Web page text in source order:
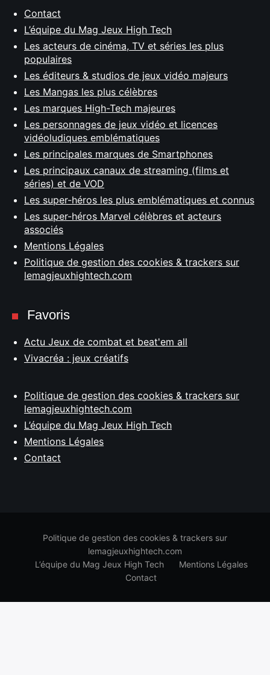
Contact
L’équipe du Mag Jeux High Tech
Les acteurs de cinéma, TV et séries les plus
populaires
Les éditeurs & studios de jeux vidéo majeurs
Les Mangas les plus célèbres
Les marques High-Tech majeures
Les personnages de jeux vidéo et licences
vidéoludiques emblématiques
Les principales marques de Smartphones
Les principaux canaux de streaming (films et
séries) et de VOD
Les super-héros les plus emblématiques et connus
Les super-héros Marvel célèbres et acteurs
associés
Mentions Légales
Politique de gestion des cookies & trackers sur
lemagjeuxhightech.com
Favoris
Actu Jeux de combat et beat'em all
Vivacréa : jeux créatifs
Politique de gestion des cookies & trackers sur
lemagjeuxhightech.com
L’équipe du Mag Jeux High Tech
Mentions Légales
Contact
Politique de gestion des cookies & trackers sur
lemagjeuxhightech.com
L’équipe du Mag Jeux High Tech
Mentions Légales
Contact